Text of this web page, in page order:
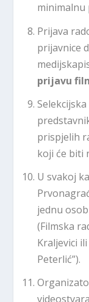
minimalnu
Prijava
prijavnice
prijavu
prispjelih
koji će biti
U svakoj
jednu
(Filmska
Kraljevici
Peterlić”).